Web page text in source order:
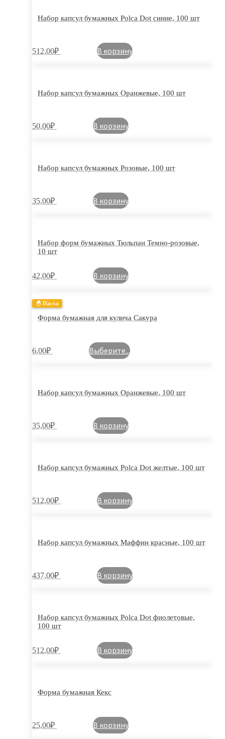
Набор капсул бумажных Polca Dot синие, 100 шт
512,00₽ В корзину
Набор капсул бумажных Оранжевые, 100 шт
50,00₽ В корзину
Набор капсул бумажных Розовые, 100 шт
35,00₽ В корзину
Набор форм бумажных Тюльпан Темно-розовые,
10 шт
42,00₽ В корзину
🐣 Пасха
Форма бумажная для кулича Сакура
6,00₽ Выберите...
Набор капсул бумажных Оранжевые, 100 шт
35,00₽ В корзину
Набор капсул бумажных Polca Dot желтые, 100 шт
512,00₽ В корзину
Набор капсул бумажных Маффин красные, 100 шт
437,00₽ В корзину
Набор капсул бумажных Polca Dot фиолетовые,
100 шт
512,00₽ В корзину
Форма бумажная Кекс
25,00₽ В корзину